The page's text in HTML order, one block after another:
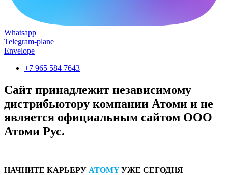
Whatsapp
Telegram-plane
Envelope
+7 965 584 7643
Сайт принадлежит независимому
дистрибьютору компании Атоми и не
является официальным сайтом ООО
Атоми Рус.
НАЧНИТЕ КАРЬЕРУ ATOMYУЖЕ СЕГОДНЯ